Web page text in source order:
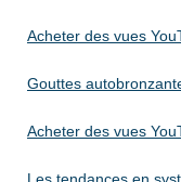
Acheter des vues
Gouttes
Acheter des vues
Les tendances en